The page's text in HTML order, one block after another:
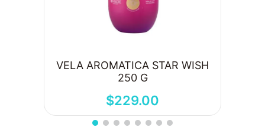
VELA AROMATICA STAR WISH
250 G
$229.00